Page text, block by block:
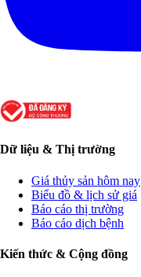
Dữ liệu & Thị trường
Giá thủy sản hôm nay
Biểu đồ & lịch sử giá
Báo cáo thị trường
Báo cáo dịch bệnh
Kiến thức & Cộng đồng